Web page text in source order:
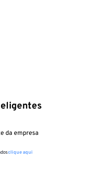
da empresa
clique aqui